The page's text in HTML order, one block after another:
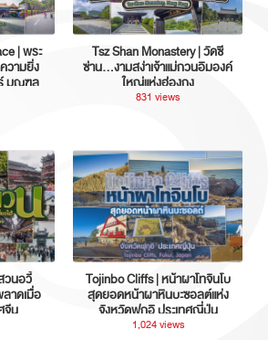
| พระ
วามยิ่ง
มณฑล
Tsz Shan Monastery | วัดซี
ซ่าน…งามสง่าเจ้าแม่กวนอิมองค์
ใหญ่แห่งฮ่องกง
831 views
วนอวี้
าดเมื่อ
จีน
Tojinbo Cliffs | หน้าผาโทจินโบ
สุดยอดหน้าผาหินบะซอลต์แห่ง
จังหวัดฟุกุอิ ประเทศญี่ปุ่น
1,024 views